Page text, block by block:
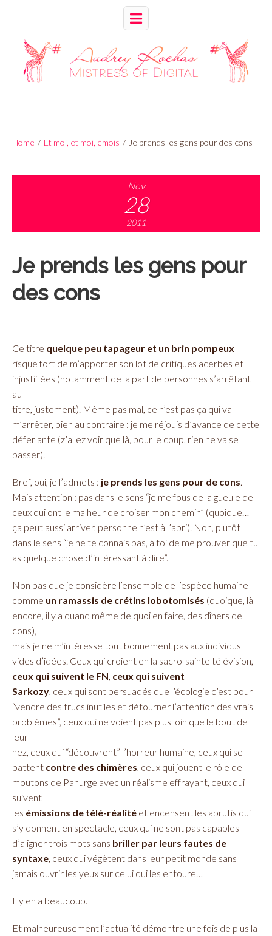
Home / Et moi, et moi, émois / Je prends les gens pour des cons
Nov
28
2011
Je prends les gens pour
des cons
Ce titre quelque peu tapageur et un brin pompeux
risque fort de m’apporter son lot de critiques acerbes et
injustifiées (notamment de la part de personnes s’arrêtant
au
titre, justement). Même pas mal, ce n’est pas ça qui va
m’arrêter, bien au contraire : je me réjouis d’avance de cette
déferlante (z’allez voir que là, pour le coup, rien ne va se
passer).
Bref, oui, je l’admets : je prends les gens pour de cons
Mais attention : pas dans le sens “je me fous de la gueule de
ceux qui ont le malheur de croiser mon chemin” (quoique…
ça peut aussi arriver, personne n’est à l’abri). Non, plutôt
dans le sens “je ne te connais pas, à toi de me prouver que tu
as quelque chose d’intéressant à dire”.
Non pas que je considère l’ensemble de l’espèce humaine
comme un ramassis de crétins lobotomisés (quoique, là
encore, il y a quand même de quoi en faire, des dîners de
cons),
mais je ne m’intéresse tout bonnement pas aux individus
vides d’idées. Ceux qui croient en la sacro-sainte télévision,
ceux qui suivent le FN ceux qui suivent
Sarkozy , ceux qui sont persuadés que l’écologie c’est pour
“vendre des trucs inutiles et détourner l’attention des vrais
problèmes”, ceux qui ne voient pas plus loin que le bout de
leur
nez, ceux qui “découvrent” l’horreur humaine, ceux qui se
battent contre des chimères , ceux qui jouent le rôle de
moutons de Panurge avec un réalisme effrayant, ceux qui
suivent
les émissions de télé-réalité et encensent les abrutis qui
s’y donnent en spectacle, ceux qui ne sont pas capables
d’aligner trois mots sans briller par leurs fautes de
syntaxe , ceux qui végètent dans leur petit monde sans
jamais ouvrir les yeux sur celui qui les entoure…
Il y en a beaucoup.
Et malheureusement l’actualité démontre une fois de plus la